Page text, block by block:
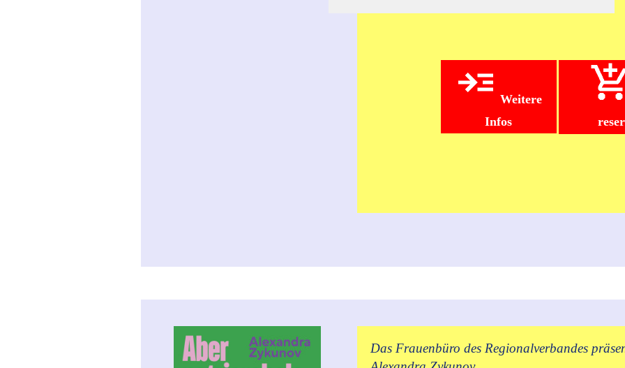
Weitere
Infos
Das Frauenbüro des Regionalverbandes